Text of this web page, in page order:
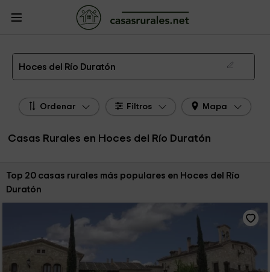
Casas Rurales
Las 21 mejores casas rurales en Hoces del Río Duratón de 2026
Hoces del Río Duratón
Ordenar Filtros Mapa
Casas Rurales en Hoces del Río Duratón
Ordenar por:
Top 20 casas rurales más populares en Hoces del Río
Duratón